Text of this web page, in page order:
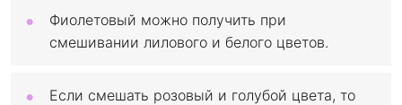
Фиолетовый можно получить при
смешивании лилового и белого цветов.
Если смешать розовый и голубой цвета, то